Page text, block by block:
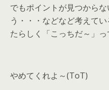
でもポイントが見つから
う・・・などなど考えて
たらしく「こっちだ～」っ
やめてくれよ～(ToT)